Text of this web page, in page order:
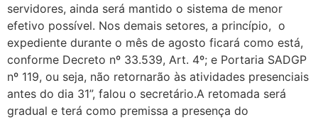
servidores, ainda será mantido o sistema de menor
efetivo possível. Nos demais setores, a princípio, o
expediente durante o mês de agosto ficará como está,
conforme Decreto nº 33.539, Art. 4º; e Portaria SADGP
nº 119, ou seja, não retornarão às atividades presenciais
antes do dia 31”, falou o secretário.A retomada será
gradual e terá como premissa a presença do